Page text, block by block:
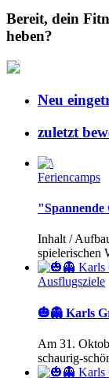
Bereit, dein
heben?
Neu
zuletzt
Feriencamps
"Spannende
Inhalt /
spielerischen
Ausflugsziele
🎃👻 Karls
Am 31.
schaurig-